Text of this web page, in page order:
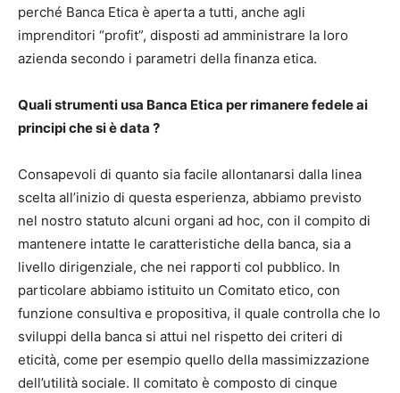
perché Banca Etica è aperta a tutti, anche agli
imprenditori “profit”, disposti ad amministrare la loro
azienda secondo i parametri della finanza etica.
Quali strumenti usa Banca Etica per rimanere fedele ai
principi che si è data ?
Consapevoli di quanto sia facile allontanarsi dalla linea
scelta all’inizio di questa esperienza, abbiamo previsto
nel nostro statuto alcuni organi ad hoc, con il compito di
mantenere intatte le caratteristiche della banca, sia a
livello dirigenziale, che nei rapporti col pubblico. In
particolare abbiamo istituito un Comitato etico, con
funzione consultiva e propositiva, il quale controlla che lo
sviluppi della banca si attui nel rispetto dei criteri di
eticità, come per esempio quello della massimizzazione
dell’utilità sociale. Il comitato è composto di cinque